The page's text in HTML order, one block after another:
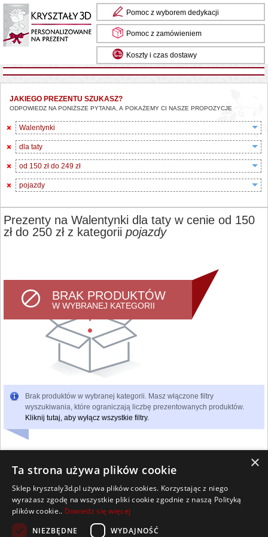
Pomoc z wyborem dedykacji
Pomoc z zamówieniem
Koszty i czas dostawy
JAKIEGO PREZENTU SZUKASZ?
ODPOWIEDZ NA PONIŻSZE PYTANIA, A POKAŻEMY CI NASZE PROPOZYCJE
Walentynki
dla taty
od 150 zł do 249 zł
pojazdy
Prezenty na Walentynki dla taty w cenie od 150
zł do 250 zł z kategorii pojazdy
BRAK PRODUKTÓW
W WYBRANEJ KATEGORII
Brak produktów w wybranej kategorii. Masz włączone filtry
wyszukiwania, które ograniczają liczbę prezentowanych produktów.
Kliknij tutaj, aby wyłącz wszystkie filtry.
Wszelkie prawa zastrzeżone
Kontakt Współpraca Regulamin
Pomoc Strona główna
×
Ta strona używa plików cookie
Sklep krysztaly3d.pl używa plików cookies. Korzystając z niego
wyrażasz zgodę na wszystkie pliki cookie zgodnie z naszą Polityką
plików cookie.. Dowiedz się więcej
NIEZBĘDNE
WYDAJNOŚĆ